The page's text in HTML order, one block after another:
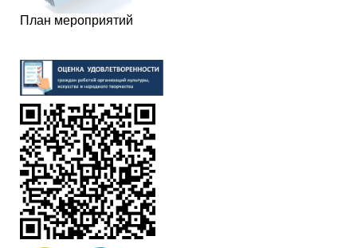
План мероприятий